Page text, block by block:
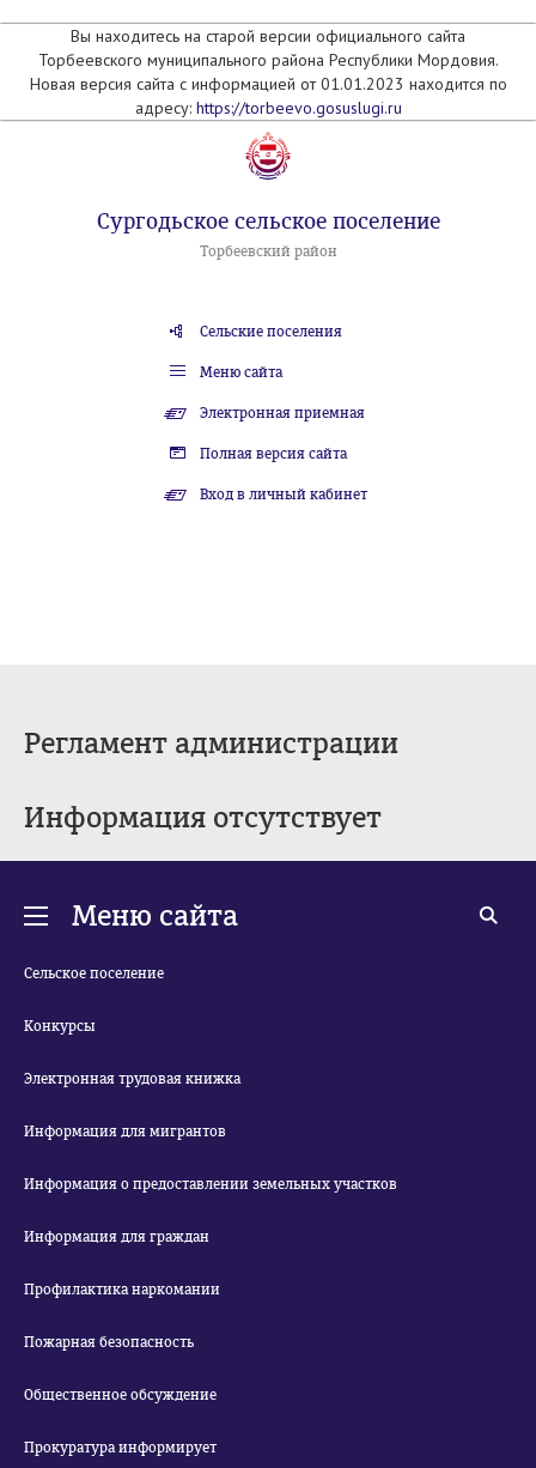
Вы находитесь на старой версии официального сайта
Торбеевского муниципального района Республики Мордовия.
Новая версия сайта с информацией от 01.01.2023 находится по
адресу: https://torbeevo.gosuslugi.ru
Сургодьское сельское поселение
Торбеевский район
Сельские поселения
Меню сайта
Электронная приемная
Полная версия сайта
Вход в личный кабинет
Регламент администрации
Информация отсутствует
Меню сайта
Сельское поселение
Конкурсы
Электронная трудовая книжка
Информация для мигрантов
Информация о предоставлении земельных участков
Информация для граждан
Профилактика наркомании
Пожарная безопасность
Общественное обсуждение
Прокуратура информирует